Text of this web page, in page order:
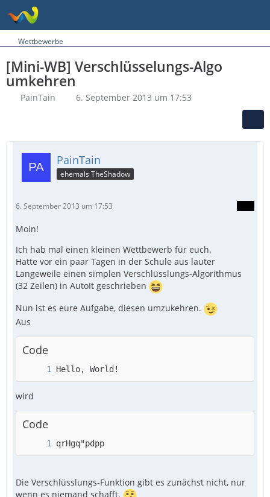
Wettbewerbe
[Mini-WB] Verschlüsselungs-Algo
umkehren
PainTain 6. September 2013 um 17:53
PainTain
ehemals TheShadow
6. September 2013 um 17:53
Moin!
Ich hab mal einen kleinen Wettbewerb für euch.
Hatte vor ein paar Tagen in der Schule aus lauter
Langeweile einen simplen Verschlüsslungs-Algorithmus
(32 Zeilen) in AutoIt geschrieben
Nun ist es eure Aufgabe, diesen umzukehren.
Aus
Code
Hello, World!
wird
Code
qrHgq"pdpp
Die Verschlüsslungs-Funktion gibt es zunächst nicht, nur
wenn es niemand schafft.